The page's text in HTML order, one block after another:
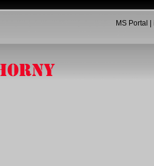
MS Portal